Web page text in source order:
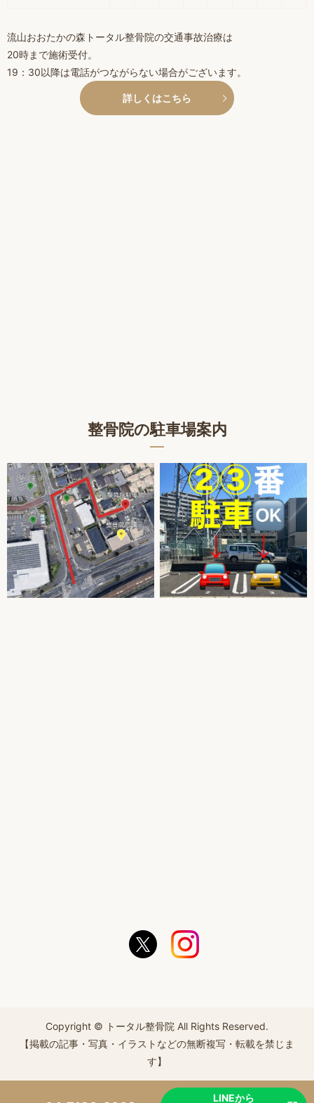
流山おおたかの森トータル整骨院の交通事故治療は
20時まで施術受付。
19：30以降は電話がつながらない場合がございます。
詳しくはこちら
整骨院の駐車場案内
Copyright © トータル整骨院 All Rights Reserved.
【掲載の記事・写真・イラストなどの無断複写・転載を禁じま
す】
LINEから